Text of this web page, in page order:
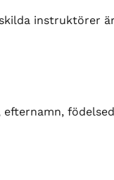
instruktörer
efternamn,